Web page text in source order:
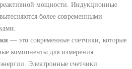
мощности. Индукционные
более современными
― это современные счетчики, которые
компоненты для измерения
Электронные счетчики